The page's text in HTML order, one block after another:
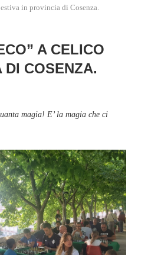
in provincia di Cosenza.
A CELICO
DI COSENZA.
magia! E’ la magia che ci